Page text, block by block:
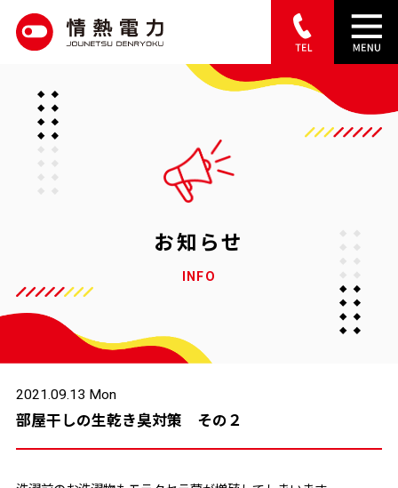
e
お知らせ
INFO
2021.09.13 Mon
部屋干しの生乾き臭対策 その２